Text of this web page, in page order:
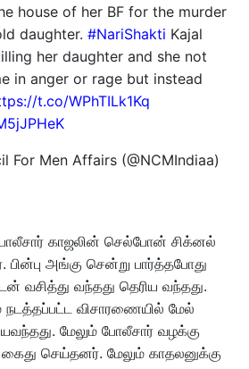
house of her BF for the murder
daughter. #NariShakti Kajal
her daughter and she not
in anger or rage but instead
t.co/WPhTILk1Kq
For Men Affairs (@NCMIndiaa)
போலீசார் காஜலின் செல்போன் சிக்னல்
பின்பு அங்கு சென்று பார்த்தபோது
வசித்து வந்தது தெரிய வந்தது.
விசாரணையில் மேல்
மேலும் போலீசார் வழக்கு
செய்தனர். மேலும் காதலனுக்கு